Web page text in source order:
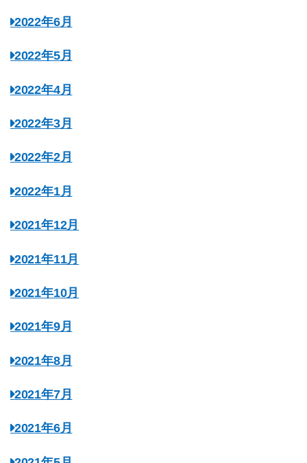
2022年6月
2022年5月
2022年4月
2022年3月
2022年2月
2022年1月
2021年12月
2021年11月
2021年10月
2021年9月
2021年8月
2021年7月
2021年6月